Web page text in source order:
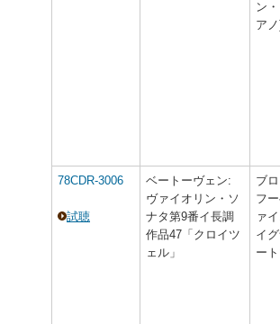
ン
ア
78CDR-3006
試聴
ベートーヴェン:
ヴァイオリン・ソ
ナタ第9番イ長調
作品47「クロイツ
ェル」
ブ
フ
ァ
イ
ー